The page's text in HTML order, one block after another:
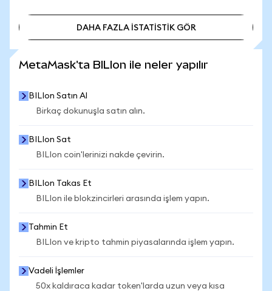
DAHA FAZLA İSTATİSTİK GÖR
MetaMask'ta BILIon ile neler yapılır
BILIon Satın Al
Birkaç dokunuşla satın alın.
BILIon Sat
BILIon coin'lerinizi nakde çevirin.
BILIon Takas Et
BILIon ile blokzincirleri arasında işlem yapın.
Tahmin Et
BILIon ve kripto tahmin piyasalarında işlem yapın.
Vadeli İşlemler
50x kaldıraca kadar token'larda uzun veya kısa